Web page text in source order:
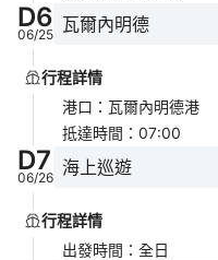
D6
06/25 瓦爾內明德
行程詳情
港口 ： 瓦爾內明德港
抵達時間 ： 07:00
D7
06/26 海上巡遊
行程詳情
出發時間 ： 全日